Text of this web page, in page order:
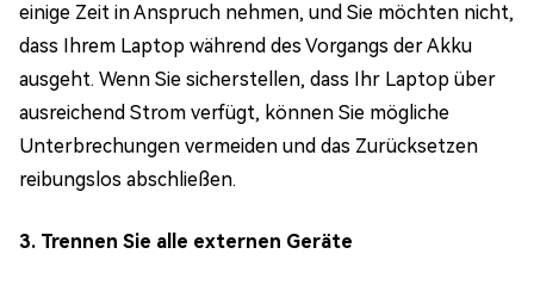
einige Zeit in Anspruch nehmen, und Sie möchten nicht,
dass Ihrem Laptop während des Vorgangs der Akku
ausgeht. Wenn Sie sicherstellen, dass Ihr Laptop über
ausreichend Strom verfügt, können Sie mögliche
Unterbrechungen vermeiden und das Zurücksetzen
reibungslos abschließen.
3. Trennen Sie alle externen Geräte